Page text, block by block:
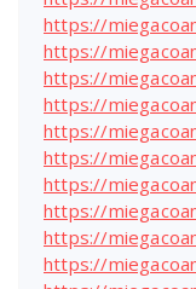
https://
https://
https://
https://
https://
https://
https://
https://
https://
https://